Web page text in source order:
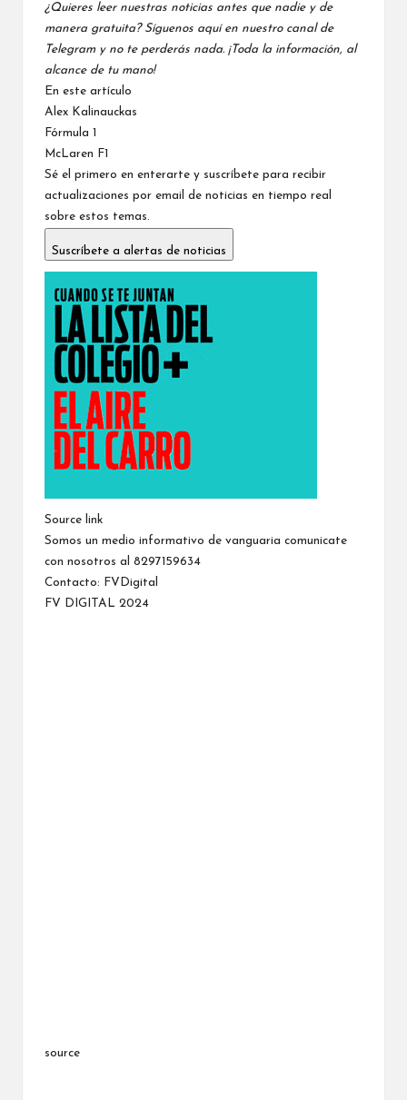
¿Quieres leer nuestras noticias antes que nadie y de
manera gratuita? Síguenos aquí en nuestro canal de
Telegramy no te perderás nada. ¡Toda la información, al
alcance de tu mano!
En este artículo
Alex Kalinauckas
Fórmula 1
McLaren F1
Sé el primero en enterarte y suscríbete para recibir
actualizaciones por email de noticias en tiempo real
sobre estos temas.
Suscríbete a alertas de noticias
Source link
Somos un medio informativo de vanguaria comunicate
con nosotros al 8297159634
Contacto:
FVDigital
FV DIGITAL 2024
source